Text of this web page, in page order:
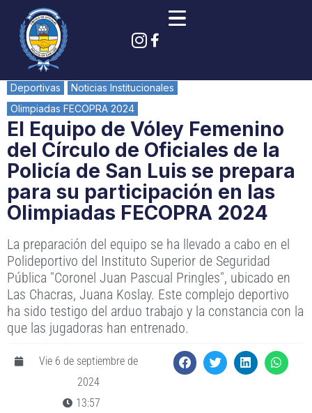
Deportivas
Noticias Institucionales
Olimpiadas FECOPRA 2024
El Equipo de Vóley Femenino
del Círculo de Oficiales de la
Policía de San Luis se prepara
para su participación en las
Olimpiadas FECOPRA 2024
La preparación del equipo se ha llevado a cabo en el
Polideportivo del Instituto Superior de Seguridad
Pública "Coronel Juan Pascual Pringles", ubicado en
Las Chacras, Juana Koslay. Este complejo deportivo
ha sido testigo del arduo trabajo y la constancia con la
que las jugadoras han entrenado.
Vie 6 de septiembre de
2024
13:57